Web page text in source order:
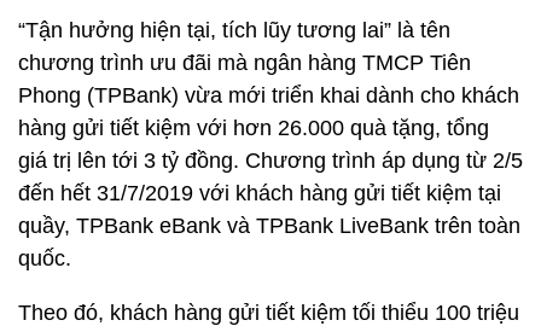
“Tận hưởng hiện tại, tích lũy tương lai” là tên
chương trình ưu đãi mà ngân hàng TMCP Tiên
Phong (TPBank) vừa mới triển khai dành cho khách
hàng gửi tiết kiệm với hơn 26.000 quà tặng, tổng
giá trị lên tới 3 tỷ đồng. Chương trình áp dụng từ 2/5
đến hết 31/7/2019 với khách hàng gửi tiết kiệm tại
quầy, TPBank eBank và TPBank LiveBank trên toàn
quốc.
Theo đó, khách hàng gửi tiết kiệm tối thiểu 100 triệu